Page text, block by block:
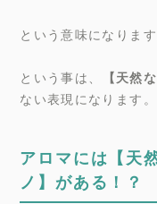
という意味になります
という事は、 【天然
ない表現になります。
アロマには【天
ノ】がある！？